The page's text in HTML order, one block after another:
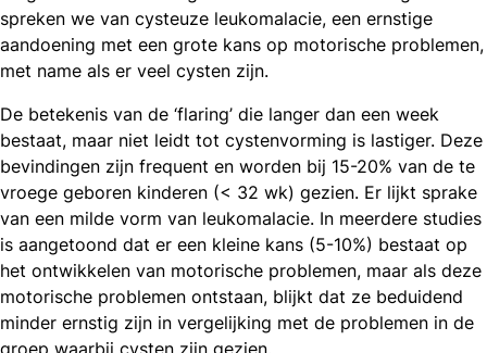
spreken we van cysteuze leukomalacie, een ernstige
aandoening met een grote kans op motorische problemen,
met name als er veel cysten zijn.
De betekenis van de ‘flaring’ die langer dan een week
bestaat, maar niet leidt tot cystenvorming is lastiger. Deze
bevindingen zijn frequent en worden bij 15-20% van de te
vroege geboren kinderen (< 32 wk) gezien. Er lijkt sprake
van een milde vorm van leukomalacie. In meerdere studies
is aangetoond dat er een kleine kans (5-10%) bestaat op
het ontwikkelen van motorische problemen, maar als deze
motorische problemen ontstaan, blijkt dat ze beduidend
minder ernstig zijn in vergelijking met de problemen in de